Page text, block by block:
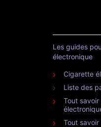
Les guides
électronique
Cigarette
Liste des
Tout
Tout